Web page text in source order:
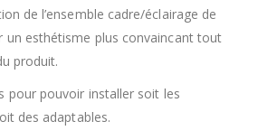
de l’ensemble cadre/éclairage de
un esthétisme plus convaincant tout
produit.
pour pouvoir installer soit les
des adaptables.